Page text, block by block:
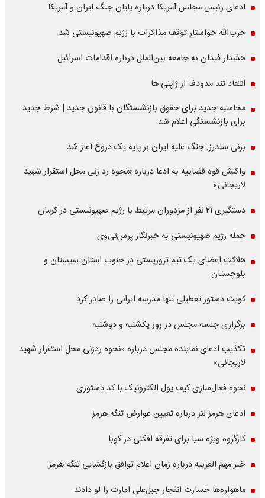
ادعای رئیس مجلس آمریکا درباره پایان جنگ ایران و آمریکا
حزب‌الله خواستار توقف مذاکرات با رژیم صهیونیستی شد
هشدار فیدان به جامعه بین‌الملل درباره اقدامات اسرائیل
انتقاد تند مدودف از ژاپنی ها
محاسبه جدید برای حقوق بازنشستگان با قانون جدید | شرط جدید
برای بازنشستگی اعلام شد
برنی سندرز: جنگ علیه ایران بر پایه یک دروغ آغاز شد
واکنش قوه قضاییه به ادعا درباره «نحوه رد زنی محل استقرار شهید
لاریجانی»
دستگیری ۲۱ نفر از مزدوران مرتبط با رژیم صهیونیستی در کرمان
حمله رژیم صهیونیستی به خبرنگار پرس‌تی‌وی
هلاکت اعضای یک تیم تروریستی در جنوب استان سیستان و
بلوچستان
کویت دستور تعطیلی تنها مدرسه ایرانی را صادر کرد
برگزاری جلسه مجلس در روز یکشنبه و دوشنبه
تکذیب ادعای نماینده مجلس درباره «نحوه ردزنی محل استقرار شهید
لاریجانی»
نحوه فعال‌سازی کیف پول الکترونیک با کد دستوری
ادعای هرمز لتر درباره تعیین عوارض تنگه هرمز
کارگروه ویژه سیا برای تفرقه افکنی در کوبا
خبر مهم العربیه درباره زمان اعلام توافق بازگشایی تنگه هرمز
ماهواره‌‌ها خسارت انفجار جبل‌علی امارت را لو دادند